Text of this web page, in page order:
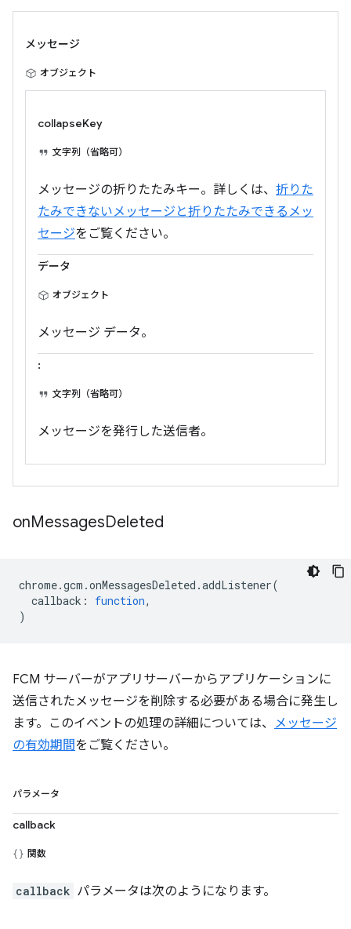
メッセージ
オブジェクト
collapseKey
文字列（省略可）
メッセージの折りたたみキー。詳しくは、 折りた
たみできないメッセージと折りたたみできるメッ
セージをご覧ください。
データ
オブジェクト
メッセージ データ。
:
文字列（省略可）
メッセージを発行した送信者。
onMessagesDeleted
chrome.gcm .onMessagesDeleted .addListener(
callback : function,
)
FCM サーバーがアプリサーバーからアプリケーションに
送信されたメッセージを削除する必要がある場合に発生し
ます。このイベントの処理の詳細については、 メッセージ
の有効期間をご覧ください。
パラメータ
callback
関数
callback パラメータは次のようになります。